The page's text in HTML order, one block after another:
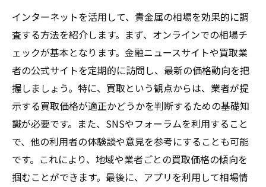
インターネットを活用して、貴金属の相場を効果的に調
査する方法を紹介します。まず、オンラインでの相場チ
ェックが基本となります。金融ニュースサイトや買取業
者の公式サイトを定期的に訪問し、最新の価格動向を把
握しましょう。特に、買取という観点からは、業者が提
示する買取価格が適正かどうかを判断するための基礎知
識が必要です。また、SNSやフォーラムを利用すること
で、他の利用者の体験談や意見を参考にすることも可能
です。これにより、地域や業者ごとの買取価格の傾向を
掴むことができます。最後に、アプリを利用して相場情